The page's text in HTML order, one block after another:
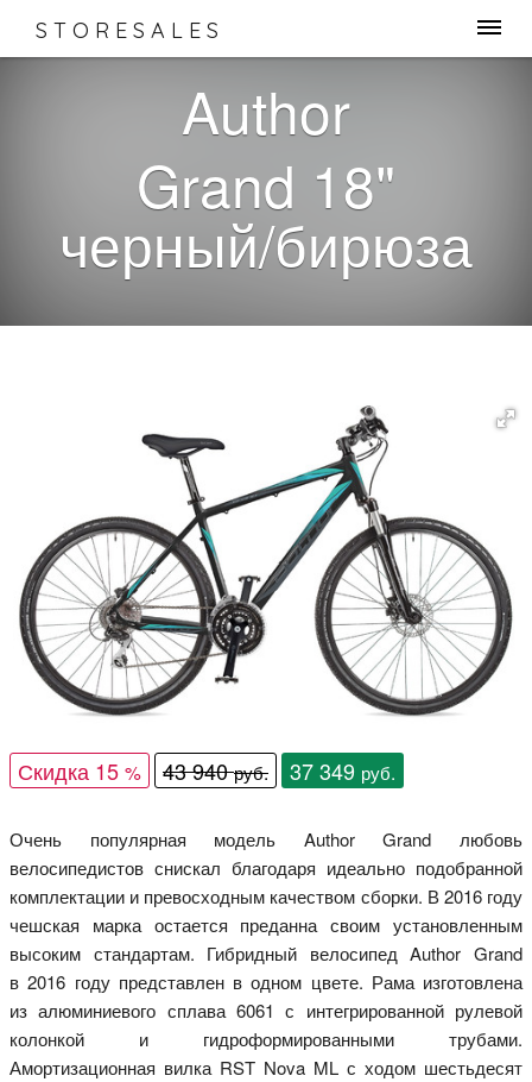
STORESALES
Author
Grand 18"
черный/бирюза
Скидка 15 % 43 940руб. 37 349 руб.
Очень популярная модель Author Grand любовь
велосипедистов снискал благодаря идеально подобранной
комплектации и превосходным качеством сборки. В 2016 году
чешская марка остается преданна своим установленным
высоким стандартам. Гибридный велосипед Author Grand
в 2016 году представлен в одном цвете. Рама изготовлена
из алюминиевого сплава 6061 с интегрированной рулевой
колонкой и гидроформированными трубами.
Амортизационная вилка RST Nova ML с ходом шестьдесят